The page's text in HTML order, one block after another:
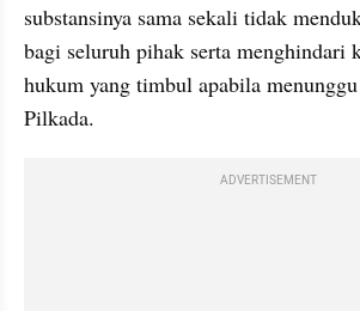
substansinya sama sekali tidak
bagi seluruh pihak serta menghindari
hukum yang timbul apabila
Pilkada.
ADVERTISEMENT